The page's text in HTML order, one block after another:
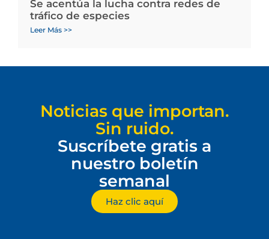
Se acentúa la lucha contra redes de
tráfico de especies
Leer Más >>
Noticias que importan.
Sin ruido.
Suscríbete gratis a
nuestro boletín
semanal
Haz clic aquí